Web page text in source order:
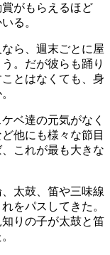
がもらえるほど
る。
ら、週末ごとに屋
。だが彼らも踊り
とはなくても、身
ベ達の元気がなく
他にも様々な節目
これが最も大きな
太鼓、笛や三味線
をパスしてきた。
りの子が太鼓と笛